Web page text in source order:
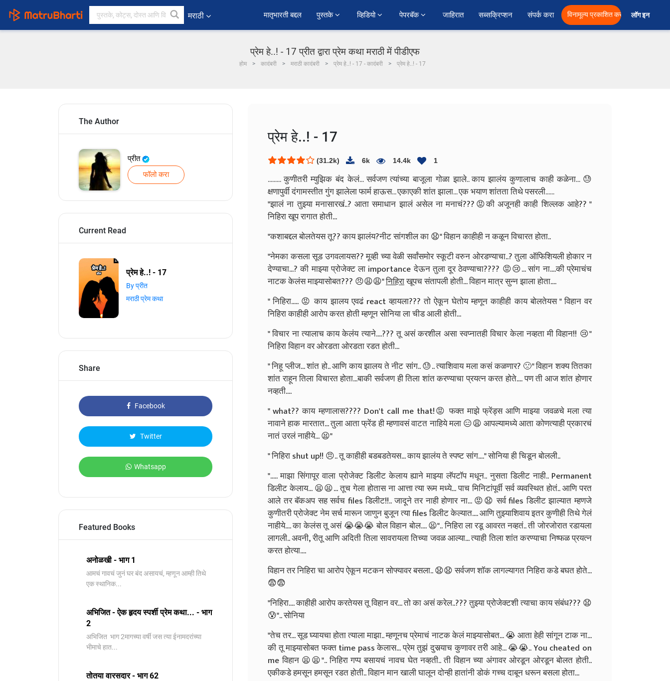
मराठी ﻿मातृभारती बद्दल पुस्तके व्हिडियो पेपरबॅक जाहिरात सब्सक्रिप्शन संपर्क करा विनामूल्य प्रकाशित करा लॉग इन
प्रेम हे..! - 17 प्रीत द्वारा प्रेम कथा मराठी में पीडीएफ
होम कादंबरी मराठी कादंबरी प्रेम हे..! - 17 - कादंबरी प्रेम हे..! - 17
The Author
प्रीत
फॉलो करा
Current Read
प्रेम हे..! - 17
By प्रीत
मराठी प्रेम कथा
Share
Facebook
Twitter
Whatsapp
Featured Books
अनोळखी - भाग 1
आमचं गावचं जुनं घर बंद असायचं, म्हणून आम्ही तिथे
एक स्थानिक...
अभिजित - ऐक हृदय स्पर्शी प्रेम कथा... - भाग
2
️अभिजित ️ भाग 2मागच्या वर्षी जस त्या ईनामदरांच्या
भीमाचे हात...
तोतया वारसदार - भाग 62
प्रेम हे..! - 17
(31.2k) 6k 14.4k 1
......... कुणीतरी म्युझिक बंद केलं... सर्वजण त्यांच्या बाजूला गोळा झाले.. काय झालंय कुणालाच काही कळेना... 😓
क्षणापुर्वी दंगामस्तीत गुंग झालेला फार्म हाऊस... एकाएकी शांत झाला... एक भयाण शांतता तिथे पसरली......
"झालं ना तुझ्या मनासारखं..? आता समाधान झालं असेल ना मनाचं???😡की अजूनही काही शिल्लक आहे?? "
निहिरा खूप रागात होती...
"कशाबद्दल बोलतेयस तू?? काय झालंय?नीट सांगशील का 😧" विहान काहीही न कळून विचारत होता..
"नेमका कसला सूड उगवलायस?? मूव्ही च्या वेळी सर्वांसमोर स्कूटी वरुन ओरडण्याचा..? तुला ऑफिशियली होकार न
देण्याचा...? की माझ्या प्रोजेक्ट ला importance देऊन तुला दूर ठेवण्याचा???? 😡😢... सांग ना....की प्रेमाचंच
नाटक केलंस माझ्यासोबत??? 😠😩😩"निहिराखूपच संतापली होती... विहान मात्र सुन्न झाला होता....
" निहिरा..... 😡 काय झालय एवढं react व्हायला??? तो ऐकून घेतोय म्हणून काहीही काय बोलतेयस " विहान वर
निहिरा काहीही आरोप करत होती म्हणून सोनिया ला चीड आली होती...
" विचार ना त्यालाच काय केलंय त्याने....??? तू असं करशील असा स्वप्नातही विचार केला नव्हता मी विहान!! 😢"
निहिरा विहान वर ओरडता ओरडता रडत होती...
" निहू प्लीज... शांत हो.. आणि काय झालय ते नीट सांग.. 😓.. त्याशिवाय मला कसं कळणार? 🙁" विहान शक्य तितका
शांत राहून तिला विचारत होता...बाकी सर्वजण ही तिला शांत करण्याचा प्रयत्न करत होते.... पण ती आज शांत होणार
नव्हती....
" what?? काय म्हणालास???? Don't call me that!😡 फक्त माझे फ्रेंड्स आणि माझ्या जवळचे मला त्या
नावाने हाक मारतात... तुला आता फ्रेंड ही म्हणावसं वाटत नाहिये मला 😑😩 आपल्यामध्ये आता कोणत्याही प्रकारचं
नातं उरलं नाहीये... 😫"
" निहिरा shut up!! 😠.. तू काहीही बडबडतेयस... काय झालंय ते स्पष्ट सांग...." सोनिया ही चिडून बोलली..
"..... माझा सिंगापूर वाला प्रोजेक्ट डिलीट केलाय ह्याने माझ्या लॅपटॉप मधून.. नुसता डिलीट नाही.. Permanent
डिलीट केलाय... 😫😫... तूच गेला होतास ना आत्ता त्या रूम मध्ये... पाच मिनिटांपूर्वी सर्व व्यवस्थित होतं.. आणि परत
आले तर बॅकअप सह सर्वच files डिलीट!!.. जादूने तर नाही होणार ना... 😡😧 सर्व files डिलीट झाल्यात म्हणजे
कुणीतरी प्रोजेक्ट नेम सर्च मारून जाणुन बुजून त्या files डिलीट केल्यात.... आणि तुझ्याशिवाय इतर कुणीही तिथे गेलं
नाहीये.... का केलंस तू असं 😭😭😭 बोल विहान बोल.... 😫".. निहिरा ला रडू आवरत नव्हतं.. ती जोरजोरात रडायला
लागली.. अवनी, रीतू आणि अदिती तिला सावरायला तिच्या जवळ आल्या... त्याही तिला शांत करण्याचा निष्फळ प्रयत्न
करत होत्या....
विहान तर निहिरा चा आरोप ऐकून मटकन सोफ्यावर बसला.. 😧😧 सर्वजण शॉक लागल्यागत निहिरा कडे बघत होते...
😨😨
"निहिरा.... काहीही आरोप करतेयस तू विहान वर... तो का असं करेल..??? तुझ्या प्रोजेक्टशी त्याचा काय संबंध??? 😧
😰".. सोनिया
"तेच तर... सूड घ्यायचा होता त्याला माझा.. म्हणूनच प्रेमाचं नाटक केलं माझ्यासोबत... 😭 आता हेही सांगून टाक ना...
की तू माझ्यासोबत फक्त time pass केलास... प्रेम तुझं दुसर्‍याच कुणावर तरी आहे... 😭😭.. You cheated on
me विहान 😫😫".. निहिरा गप्प बसायचं नावच घेत नव्हती.. ती विहान च्या अंगावर ओरडून ओरडून बोलत होती..
एकीकडे हमसून हमसून रडत होती.. विहान मान खाली घालून दोन्ही हातांनी डोकं गच्च दाबून धरून बसला होता...